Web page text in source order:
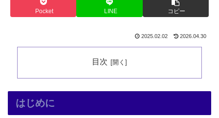
Pocket LINE コピー
2025.02.02 2026.04.30
目次
はじめに